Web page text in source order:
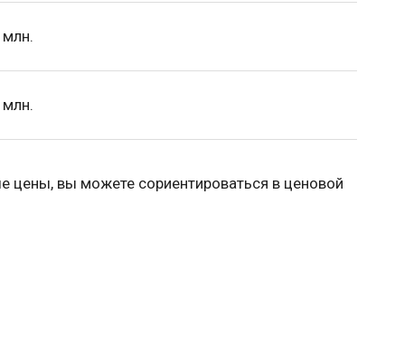
вы можете сориентироваться в ценовой